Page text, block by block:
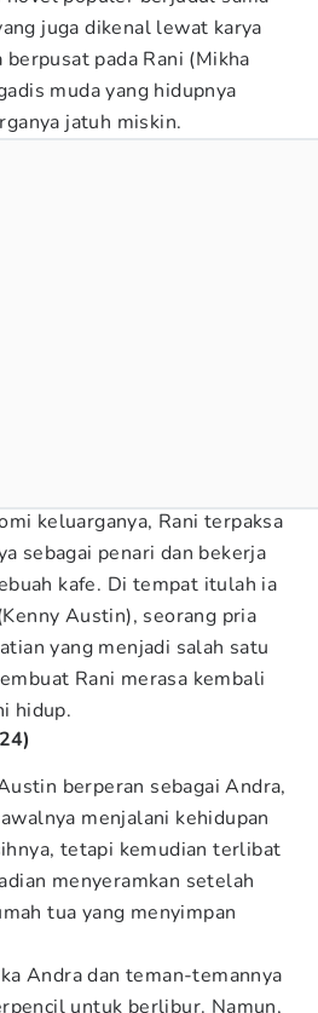
juga dikenal lewat karya
berpusat pada Rani (Mikha
muda yang hidupnya
jatuh miskin.
keluarganya, Rani terpaksa
sebagai penari dan bekerja
kafe. Di tempat itulah ia
Austin), seorang pria
yang menjadi salah satu
Rani merasa kembali
hidup.
berperan sebagai Andra,
menjalani kehidupan
tetapi kemudian terlibat
menyeramkan setelah
tua yang menyimpan
Andra dan teman-temannya
untuk berlibur. Namun,